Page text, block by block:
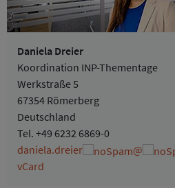
Daniela Dreier
Koordination INP-Thementage
Werkstraße 5
67354 Römerberg
Deutschland
Tel. +49 6232 6869-0
daniela.dreier
@
vCard